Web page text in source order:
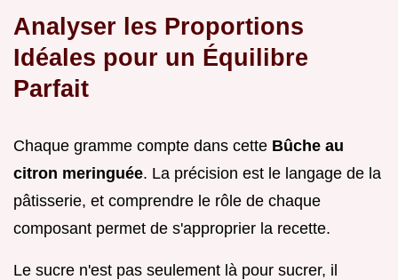
Analyser les Proportions
Idéales pour un Équilibre
Parfait
Chaque gramme compte dans cette Bûche au
citron meringuée. La précision est le langage de la
pâtisserie, et comprendre le rôle de chaque
composant permet de s'approprier la recette.
Le sucre n'est pas seulement là pour sucrer, il